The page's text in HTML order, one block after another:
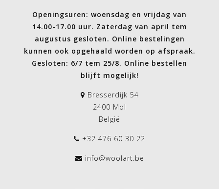
Openingsuren: woensdag en vrijdag van
14.00-17.00 uur. Zaterdag van april tem
augustus gesloten. Online bestelingen
kunnen ook opgehaald worden op afspraak.
Gesloten: 6/7 tem 25/8. Online bestellen
blijft mogelijk!
Bresserdijk 54
2400 Mol
België
+32 476 60 30 22
info@woolart.be